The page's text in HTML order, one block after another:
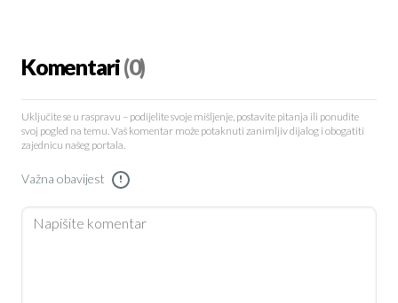
Komentari(0)
Uključite se u raspravu – podijelite svoje mišljenje, postavite pitanja ili ponudite
svoj pogled na temu. Vaš komentar može potaknuti zanimljiv dijalog i obogatiti
zajednicu našeg portala.
Važna obavijest !